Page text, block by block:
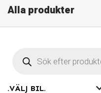
Alla produkter
search
.VÄLJ BIL.